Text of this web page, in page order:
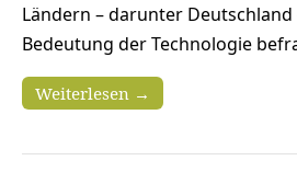
Ländern – darunter
Bedeutung der Technologie
Weiterlesen →